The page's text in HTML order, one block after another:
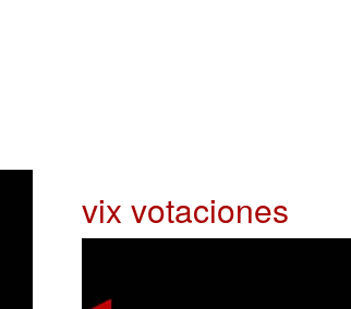
vix votaciones